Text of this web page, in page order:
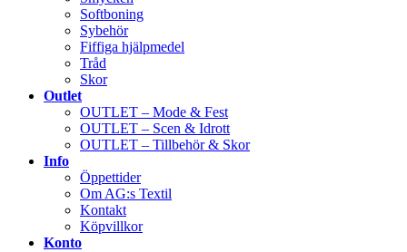
Softboning
Sybehör
Fiffiga hjälpmedel
Tråd
Skor
Outlet
OUTLET – Mode & Fest
OUTLET – Scen & Idrott
OUTLET – Tillbehör & Skor
Info
Öppettider
Om AG:s Textil
Kontakt
Köpvillkor
Konto